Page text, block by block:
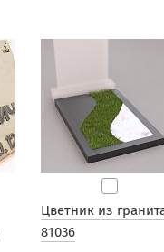
Цветник из
81036